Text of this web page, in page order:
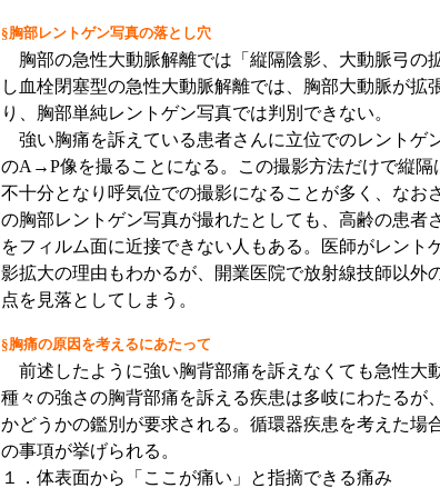
§胸部レントゲン写真の落とし穴
胸部の急性大動脈解離では「縦隔陰影、大動脈弓の
し血栓閉塞型の急性大動脈解離では、胸部大動脈が拡
り、胸部単純レントゲン写真では判別できない。
強い胸痛を訴えている患者さんに立位でのレントゲ
のA→P像を撮ることになる。この撮影方法だけで縦隔
不十分となり呼気位での撮影になることが多く、なお
の胸部レントゲン写真が撮れたとしても、高齢の患者
をフィルム面に近接できない人もある。医師がレント
影拡大の理由もわかるが、開業医院で放射線技師以外
点を見落としてしまう。
§胸痛の原因を考えるにあたって
前述したように強い胸背部痛を訴えなくても急性大
種々の強さの胸背部痛を訴える疾患は多岐にわたるが
かどうかの鑑別が要求される。循環器疾患を考えた場
の事項が挙げられる。
１．体表面から「ここが痛い」と指摘できる痛み